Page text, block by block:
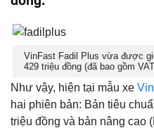
VinFast Fadil Plus vừa được
429 triệu đồng (đã bao gồm
Như vậy, hiện tại mẫu xe
hai phiên bản: Bản tiêu
triệu đồng và bản nâng cao